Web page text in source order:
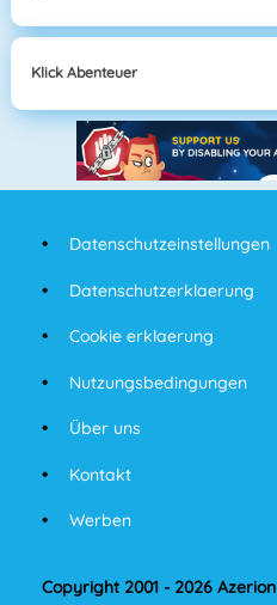
Klick Abenteuer
Datenschutzeinstellungen
Datenschutzerklaerung
Cookie erklaerung
Nutzungsbedingungen
Über uns
Kontakt
Werben
Copyright 2001 - 2026 Azerion